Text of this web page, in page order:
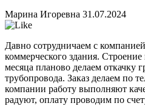
Марина Игоревна 31.07.2024
Давно сотрудничаем с
коммерческого здания.
месяца планово делаем откачку
трубопровода. Заказ делаем по
компании работу выполняют
радуют, оплату проводим по